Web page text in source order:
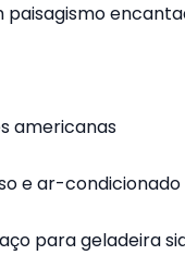
americanas
e ar-condicionado
para geladeira